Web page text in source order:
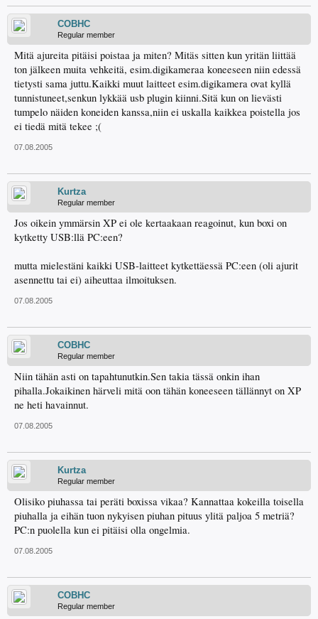
COBHC
Regular member
Mitä ajureita pitäisi poistaa ja miten? Mitäs sitten kun yritän liittää
ton jälkeen muita vehkeitä, esim.digikameraa koneeseen niin edessä
tietysti sama juttu.Kaikki muut laitteet esim.digikamera ovat kyllä
tunnistuneet,senkun lykkää usb plugin kiinni.Sitä kun on lievästi
tumpelo näiden koneiden kanssa,niin ei uskalla kaikkea poistella jos
ei tiedä mitä tekee ;(
07.08.2005
Kurtza
Regular member
Jos oikein ymmärsin XP ei ole kertaakaan reagoinut, kun boxi on
kytketty USB:llä PC:een?
mutta mielestäni kaikki USB-laitteet kytkettäessä PC:een (oli ajurit
asennettu tai ei) aiheuttaa ilmoituksen.
07.08.2005
COBHC
Regular member
Niin tähän asti on tapahtunutkin.Sen takia tässä onkin ihan
pihalla.Jokaikinen härveli mitä oon tähän koneeseen tällännyt on XP
ne heti havainnut.
07.08.2005
Kurtza
Regular member
Olisiko piuhassa tai peräti boxissa vikaa? Kannattaa kokeilla toisella
piuhalla ja eihän tuon nykyisen piuhan pituus ylitä paljoa 5 metriä?
PC:n puolella kun ei pitäisi olla ongelmia.
07.08.2005
COBHC
Regular member